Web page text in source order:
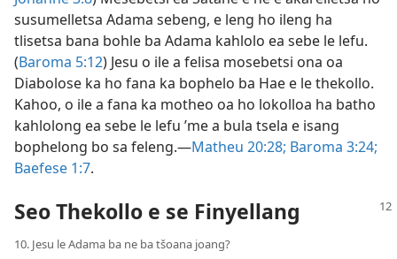
susumelletsa Adama sebeng, e leng ho ileng ha
tlisetsa bana bohle ba Adama kahlolo ea sebe le lefu.
(Baroma 5:12) Jesu o ile a felisa mosebetsi ona oa
Diabolose ka ho fana ka bophelo ba Hae e le thekollo.
Kahoo, o ile a fana ka motheo oa ho lokolloa ha batho
kahlolong ea sebe le lefu ’me a bula tsela e isang
bophelong bo sa feleng.—Matheu 20:28; Baroma 3:24;
Baefese 1:7.
Seo Thekollo e se Finyellang
10. Jesu le Adama ba ne ba tšoana joang?